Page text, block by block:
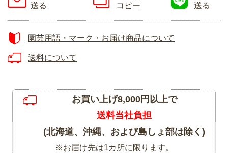
送る
コピー
送る
園芸用語・マーク・お届け商品について
送料について
お買い上げ8,000円以上で
送料当社負担
(北海道、沖縄、および島しょ部は除く)
※お届け先は1カ所に限ります。